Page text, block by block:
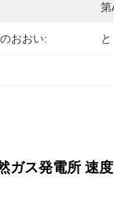
第
おおい: と
ス発電所 速